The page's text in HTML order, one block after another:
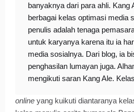
banyaknya dari para ahli. Kang
berbagai kelas optimasi media
penulis adalah tenaga
untuk karyanya karena itu ia
media sosialnya. Dari blog, ia
penghasilan lumayan juga.
mengikuti saran Kang Ale. Kelas
online yang kuikuti diantaranya